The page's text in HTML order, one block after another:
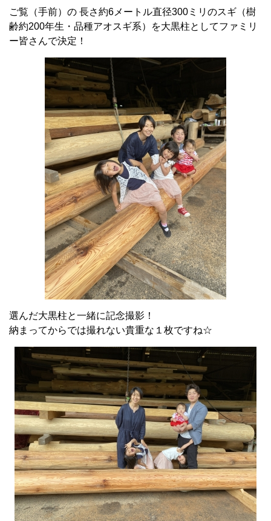
ご覧（手前）の 長さ約6メートル直径300ミリのスギ（樹
齢約200年生・品種アオスギ系）を大黒柱としてファミリ
ー皆さんで決定！
選んだ大黒柱と一緒に記念撮影！
納まってからでは撮れない貴重な１枚ですね☆